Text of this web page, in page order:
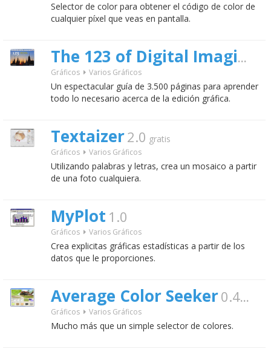
Selector de color para obtener el código de color de
cualquier píxel que veas en pantalla.
The 123 of Digital Imaging
Gráficos Varios Gráficos
Un espectacular guía de 3.500 páginas para aprender
todo lo necesario acerca de la edición gráfica.
Textaizer2.0 gratis
Gráficos Varios Gráficos
Utilizando palabras y letras, crea un mosaico a partir
de una foto cualquiera.
MyPlot 1.0
Gráficos Varios Gráficos
Crea explicitas gráficas estadísticas a partir de los
datos que le proporciones.
Average Color Seeker0.41
Gráficos Varios Gráficos
Mucho más que un simple selector de colores.